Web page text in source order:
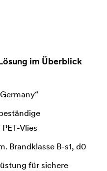
im Überblick
Vlies
Brandklasse B-s1, d0
für sichere